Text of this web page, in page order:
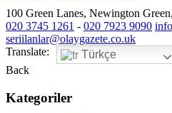
100 Green Lanes, Newington
020 3745 1261 - 020 7923 9090
seriilanlar@olaygazete.co.uk
Translate:
Türkçe
Back
Kategoriler